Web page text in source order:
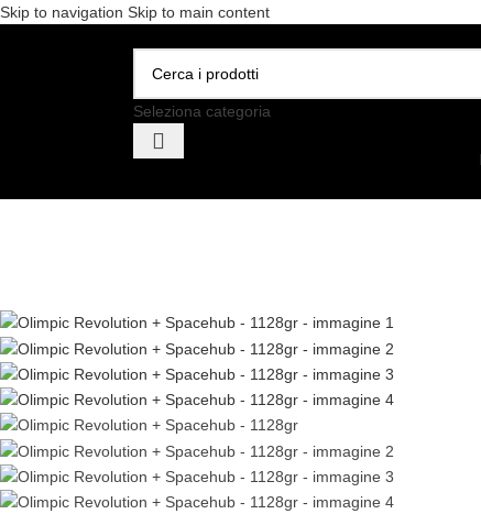
Skip to navigation Skip to main content
Seleziona categoria